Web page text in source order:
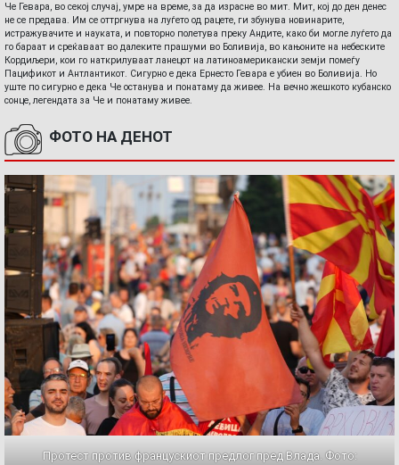
Че Гевара, во секој случај, умре на време, за да израсне во мит. Мит, кој до ден денес
не се предава. Им се оттргнува на луѓето од рацете, ги збунува новинарите,
истражувачите и науката, и повторно полетува преку Андите, како би могле луѓето да
го бараат и среќаваат во далеките прашуми во Боливија, во кањоните на небеските
Кордиљери, кои го наткрилуваат ланецот на латиноамерикански земји помеѓу
Пацификот и Антлантикот. Сигурно е дека Ернесто Гевара е убиен во Боливија. Но
уште по сигурно е дека Че останува и понатаму да живее. На вечно жешкото кубанско
сонце, легендата за Че и понатаму живее.
ФОТО НА ДЕНОТ
Протест против францускиот предлог пред Влада. Фото: